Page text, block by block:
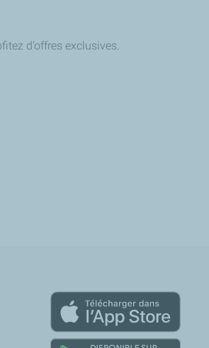
d’offres exclusives.